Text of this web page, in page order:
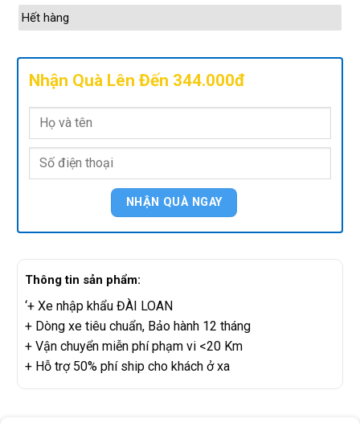
Hết hàng
Nhận Quà Lên Đến 344.000đ
Thông tin sản phẩm:
‘+ Xe nhập khẩu ĐÀI LOAN
+ Dòng xe tiêu chuẩn, Bảo hành 12 tháng
+ Vận chuyển miễn phí phạm vi <20 Km
+ Hỗ trợ 50% phí ship cho khách ở xa